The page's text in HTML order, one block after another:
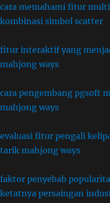
cara memahami fitur
kombinasi simbol scatter
fitur interaktif yang
mahjong ways
cara pengembang pgsoft
mahjong ways
evaluasi fitur pengali
tarik mahjong ways
faktor penyebab
ketatnya persaingan